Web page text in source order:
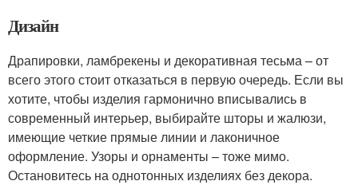
Дизайн
Драпировки, ламбрекены и декоративная тесьма – от
всего этого стоит отказаться в первую очередь. Если вы
хотите, чтобы изделия гармонично вписывались в
современный интерьер, выбирайте шторы и жалюзи,
имеющие четкие прямые линии и лаконичное
оформление. Узоры и орнаменты – тоже мимо.
Остановитесь на однотонных изделиях без декора.